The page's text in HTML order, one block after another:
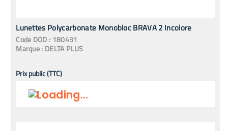
Lunettes Polycarbonate Monobloc BRAVA 2 Incolore
Code DOD : 180431
Marque : DELTA PLUS
Prix public (TTC)